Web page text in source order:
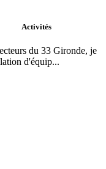
Activités
du 33 Gironde, je
d'équip...